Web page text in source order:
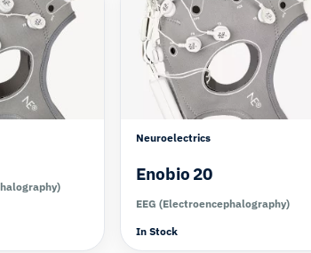
Neuroelectrics
Enobio 20
EEG (Electroencephalography)
In Stock